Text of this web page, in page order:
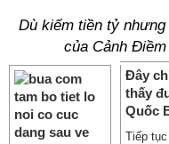
Dù kiếm tiền tỷ
của Cảnh
Đây
thấy
Quốc
Tiếp